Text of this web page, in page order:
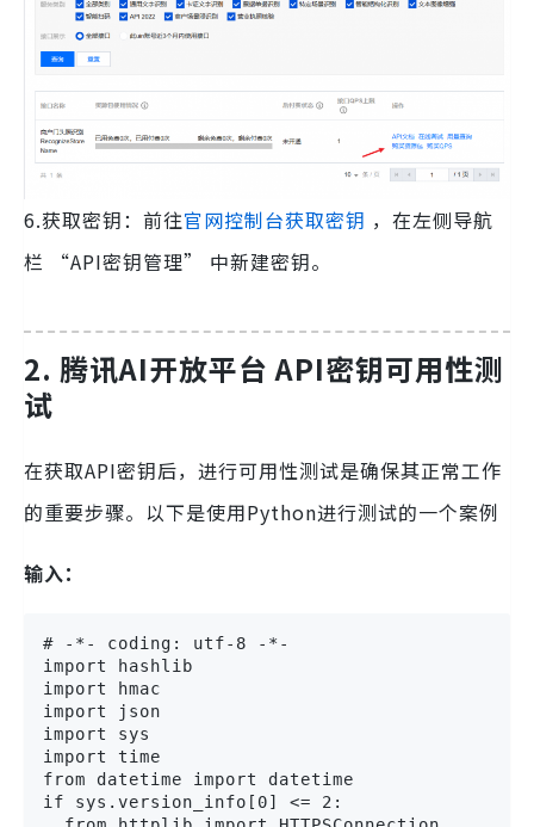
6.获取密钥：前往官网控制台获取密钥 ，在左侧导航
栏 “API密钥管理” 中新建密钥。
2. 腾讯AI开放平台 API密钥可用性测
试
在获取API密钥后，进行可用性测试是确保其正常工作
的重要步骤。以下是使用Python进行测试的一个案例
输入：
# -*- coding: utf-8 -*-
import hashlib
import hmac
import json
import sys
import time
from datetime import datetime
if sys.version_info[0] <= 2: